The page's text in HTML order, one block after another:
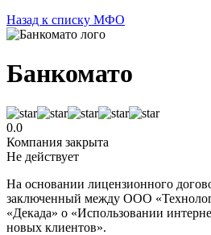
Назад к списку МФО
Банкомато
0.0
Компания закрыта
Не действует
На основании лицензионного
заключенный между ООО
«Декада» о «Использовании
новых клиентов».